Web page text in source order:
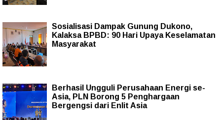
Sosialisasi Dampak Gunung Dukono,
Kalaksa BPBD: 90 Hari Upaya Keselamatan
Masyarakat
Berhasil Ungguli Perusahaan Energi se-
Asia, PLN Borong 5 Penghargaan
Bergengsi dari Enlit Asia